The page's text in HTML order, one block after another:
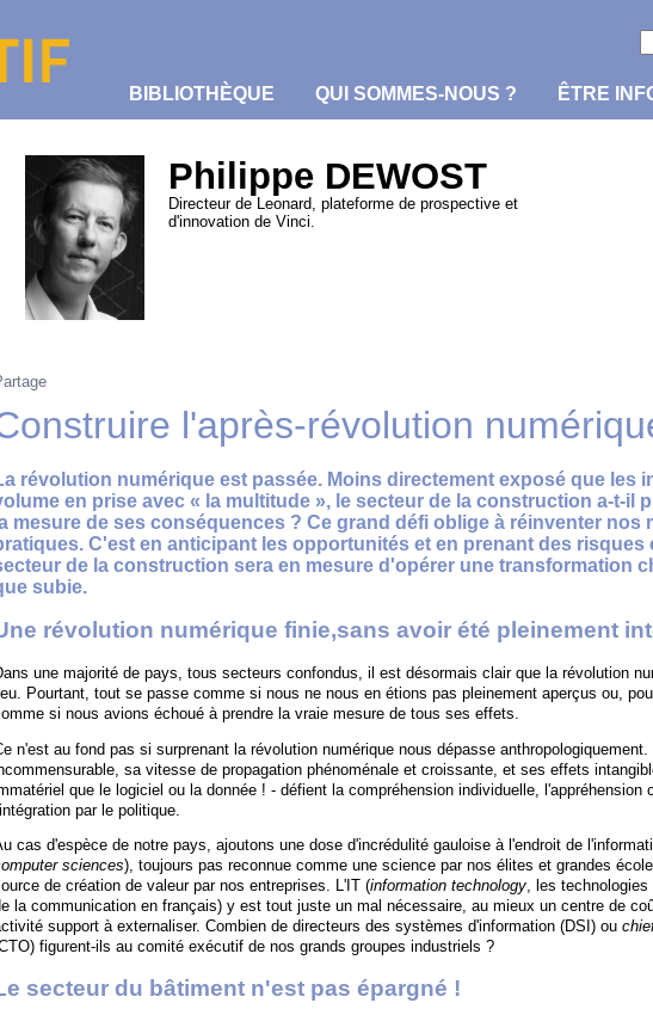
BIBLIOTHÈQUE QUI SOMMES-NOUS ? ÊTRE
Philippe DEWOST
Directeur de Leonard, plateforme de prospective et
d'innovation de Vinci.
l'après-révolution
révolution numérique est passée. Moins directement exposé que les
en prise avec « la multitude », le secteur de la construction a-t-il
mesure de ses conséquences ? Ce grand défi oblige à réinventer nos
C'est en anticipant les opportunités et en prenant des risques
de la construction sera en mesure d'opérer une transformation
subie.
révolution numérique finie,sans avoir été pleinement
une majorité de pays, tous secteurs confondus, il est désormais clair que la révolution
Pourtant, tout se passe comme si nous ne nous en étions pas pleinement aperçus ou,
si nous avions échoué à prendre la vraie mesure de tous ses effets.
n'est au fond pas si surprenant la révolution numérique nous dépasse anthropologiquement.
sa vitesse de propagation phénoménale et croissante, et ses effets
que le logiciel ou la donnée ! - défient la compréhension individuelle, l'appréhension
par le politique.
cas d'espèce de notre pays, ajoutons une dose d'incrédulité gauloise à l'endroit de
sciences), toujours pas reconnue comme une science par nos élites et grandes
de création de valeur par nos entreprises. L'IT (information technology, les
la communication en français) y est tout juste un mal nécessaire, au mieux un centre de
support à externaliser. Combien de directeurs des systèmes d'information (DSI) ou
figurent-ils au comité exécutif de nos grands groupes industriels ?
secteur du bâtiment n'est pas épargné !